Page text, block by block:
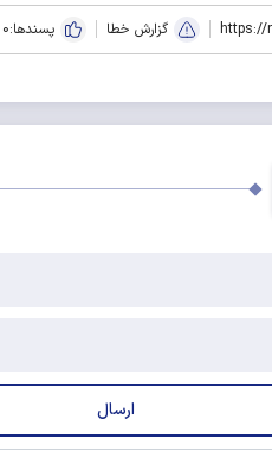
https:// گزارش خطا پسندها:0